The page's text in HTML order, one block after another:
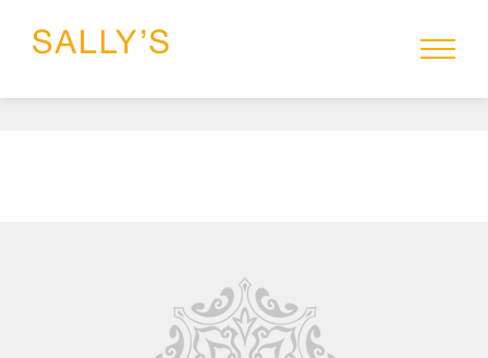
MENU
SALLYS-TO-GO